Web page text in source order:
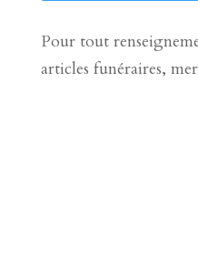
Pour tout
articles funéraires,